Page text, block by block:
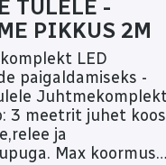
TULELE -
PIKKUS 2M
LED
paigaldamiseks -
3 meetrit juhet koos
ja
koormus